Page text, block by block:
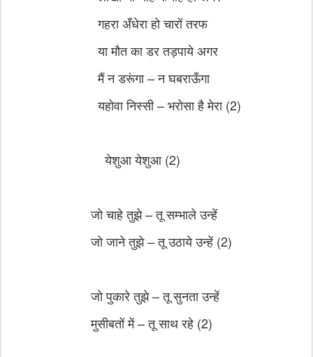
गहरा अँधेरा हो चारों तरफ
या मौत का डर तड़पाये अगर
मैं न डरूंगा – न घबराऊँगा
यहोवा निस्सी – भरोसा है मेरा (2)
येशुआ येशुआ (2)
जो चाहे तुझे – तू सम्भाले उन्हें
जो जाने तुझे – तू उठाये उन्हें (2)
जो पुकारे तुझे – तू सुनता उन्हें
मुसीबतों में – तू साथ रहे (2)